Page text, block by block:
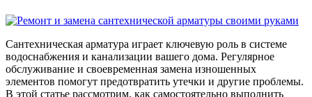
Сантехническая арматура играет ключевую роль в системе
водоснабжения и канализации вашего дома. Регулярное
обслуживание и своевременная замена изношенных
элементов помогут предотвратить утечки и другие проблемы.
В этой статье рассмотрим, как самостоятельно выполнить